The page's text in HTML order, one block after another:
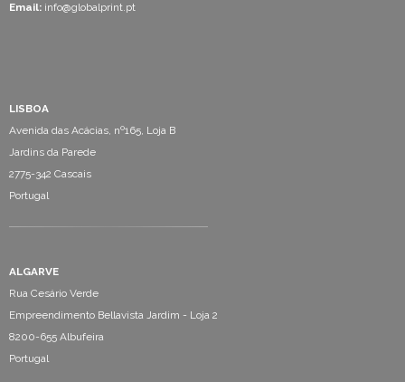
Email: info@globalprint.pt
LISBOA
Avenida das Acácias, nº165, Loja B
Jardins da Parede
2775-342 Cascais
Portugal
ALGARVE
Rua Cesário Verde
Empreendimento Bellavista Jardim - Loja 2
8200-655 Albufeira
Portugal